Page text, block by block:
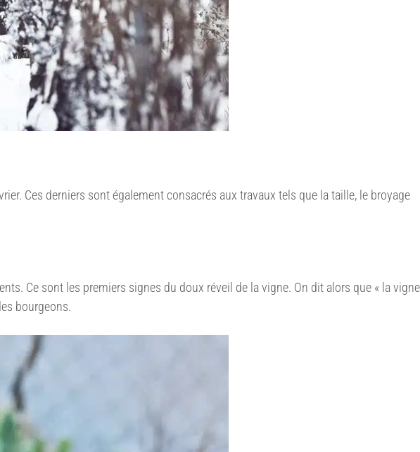
Ces derniers sont également consacrés aux travaux tels que la taille, le broyage
Ce sont les premiers signes du doux réveil de la vigne. On dit alors que « la vigne
bourgeons.